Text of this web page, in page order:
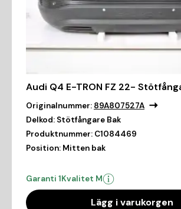
Audi Q4 E-TRON FZ 22-
Originalnummer: 89A807527A
Delkod: Stötfångare Bak
Produktnummer: C1084469
Position: Mitten bak
Garanti 1Kvalitet M
Lägg i varukorgen